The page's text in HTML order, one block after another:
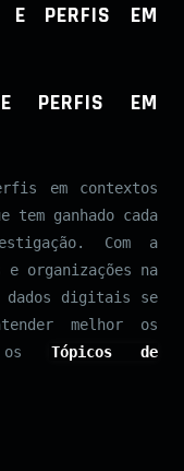
E PERFIS EM
E PERFIS EM
em contextos
ganhado cada
Com a
organizações na
digitais se
melhor os
Tópicos de